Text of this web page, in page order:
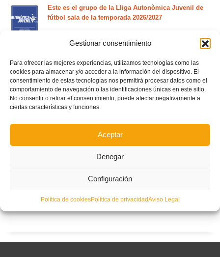
Gestionar consentimiento
Para ofrecer las mejores experiencias, utilizamos tecnologías como las
cookies para almacenar y/o acceder a la información del dispositivo. El
consentimiento de estas tecnologías nos permitirá procesar datos como el
comportamiento de navegación o las identificaciones únicas en este sitio.
No consentir o retirar el consentimiento, puede afectar negativamente a
ciertas características y funciones.
Aceptar
Denegar
Configuración
Política de cookiesPolítica de privacidadAviso Legal
Este es el grupo de la Lliga Autonòmica Juvenil de
fútbol sala de la temporada 2026/2027
RFEF para la temporada 2026/27 se sorteará el
martes 4 de agosto
Nuevo curso de Entrenador de fútbol Licencia UEFA
C que comenzará en noviembre 2026 (agotadas las
Circular nº. 5 – Normas generales de las competiciones
territoriales de fútbol sala 2026-2027
Curso de entrenador de fútbol UEFA B en Valencia,